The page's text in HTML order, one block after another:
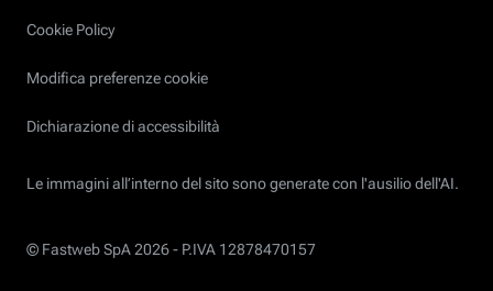
Cookie Policy
Modifica preferenze cookie
Dichiarazione di accessibilità
Le immagini all’interno del sito sono generate con l'ausilio dell'AI.
© Fastweb SpA 2026 - P.IVA 12878470157